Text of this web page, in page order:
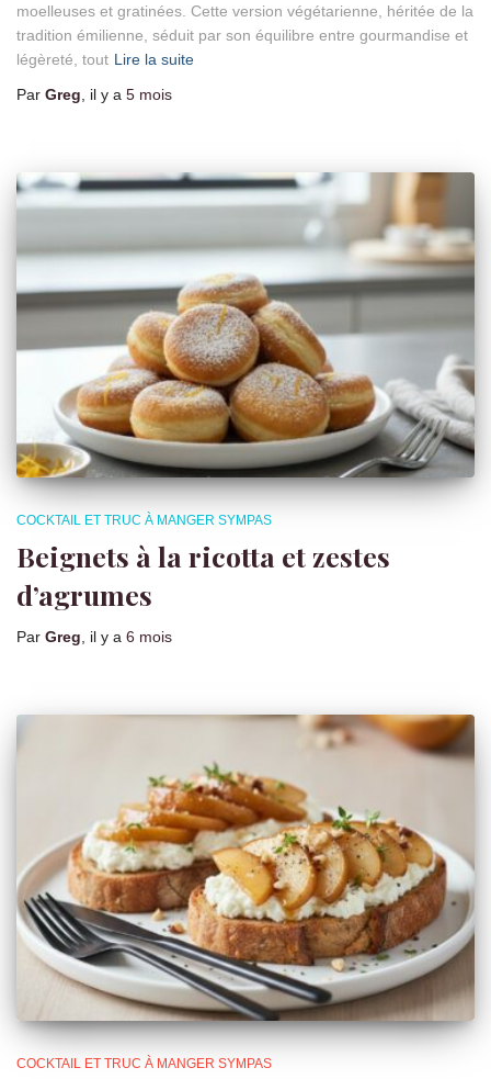
moelleuses et gratinées. Cette version végétarienne, héritée de la
tradition émilienne, séduit par son équilibre entre gourmandise et
légèreté, tout Lire la suite
Par Greg , il y a 5 mois
COCKTAIL ET TRUC À MANGER SYMPAS
Beignets à la ricotta et zestes
d’agrumes
Par Greg, il y a 6 mois
COCKTAIL ET TRUC À MANGER SYMPAS